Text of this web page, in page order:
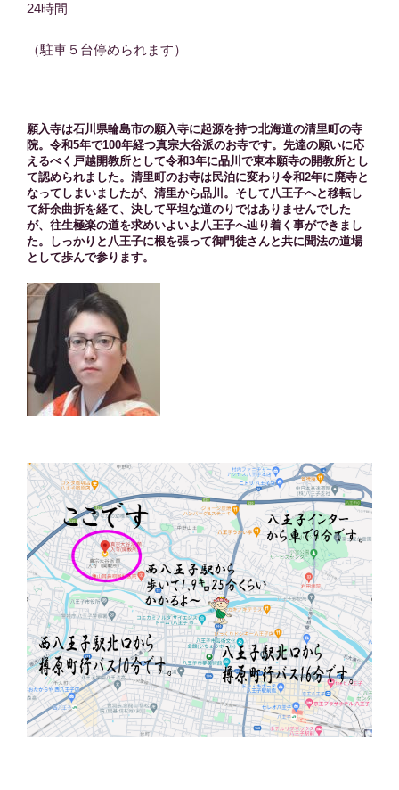
24時間
（駐車５台停められます）
願入寺は石川県輪島市の願入寺に起源を持つ北海道の清里町の寺
院。令和5年で100年経つ真宗大谷派のお寺です。先達の願いに応
えるべく戸越開教所として令和3年に品川で東本願寺の開教所とし
て認められました。清里町のお寺は民泊に変わり令和2年に廃寺と
なってしまいましたが、清里から品川。そして八王子へと移転し
て紆余曲折を経て、決して平坦な道のりではありませんでした
が、往生極楽の道を求めいよいよ八王子へ辿り着く事ができまし
た。しっかりと八王子に根を張って御門徒さんと共に聞法の道場
として歩んで参ります。